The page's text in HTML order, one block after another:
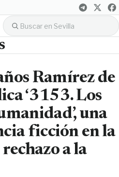
Ramírez de
‘3153. Los
una
ficción en la
a la